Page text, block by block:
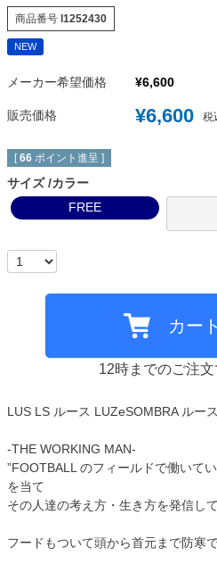
商品番号 l1252430
NEW
メーカー希望価格 ¥6,600
販売価格 ¥6,600 税
[ 66 ポイント進呈 ]
サイズ カラー
FREE
カー
12時までのご注文
LUS LS ルース LUZeSOMBRA ルー
-THE WORKING MAN-
”FOOTBALL のフィールドで働いて
を当て
その人達の考え方・生き方を発信し
フードもついて頭から首元まで防寒で